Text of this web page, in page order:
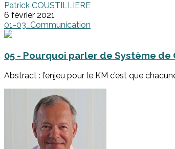
Patrick COUSTILLIERE
6 février 2021
01-03_Communication
05 - Pourquoi parler de Système de
Abstract : l’enjeu pour le KM c’est que